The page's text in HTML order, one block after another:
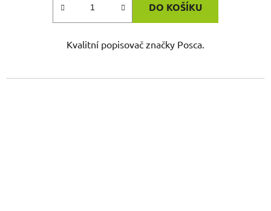
DO KOŠÍKU
Kvalitní popisovač značky Posca.